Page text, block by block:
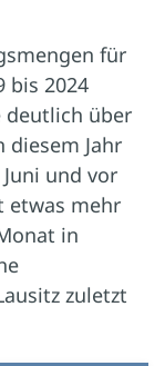
für
bis 2024
deutlich über
Jahr
und vor
etwas mehr
in
zuletzt